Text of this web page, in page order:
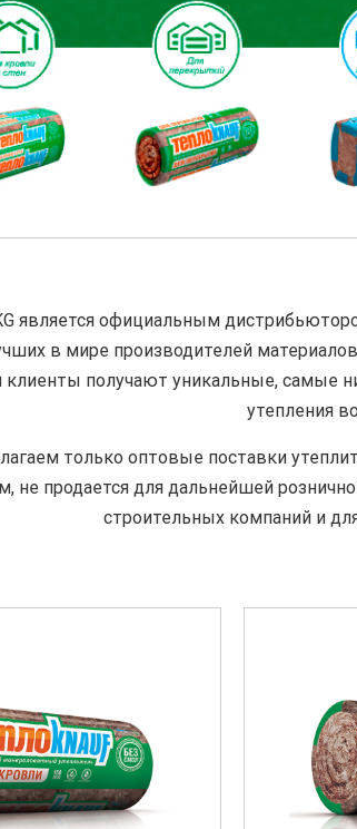
является официальным
в мире производителей
получают уникальные, самые
утепления
только оптовые поставки
не продается для дальнейшей
строительных компаний и